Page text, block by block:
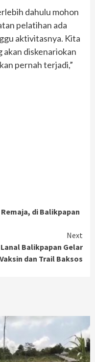
dahulu mohon
pelatihan ada
aktivitasnya. Kita
akan diskenariokan
pernah terjadi,”
di Balikpapan
Next
Balikpapan Gelar
dan Trail Baksos